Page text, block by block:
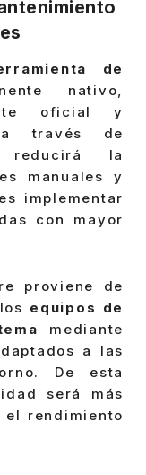
de
nativo,
oficial y
a través de
reducirá la
manuales y
implementar
con mayor
proviene de
equipos de
mediante
a las
De esta
será más
el rendimiento